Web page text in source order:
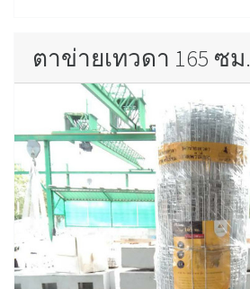
ตาข่ายเทวดา 165 ซม.